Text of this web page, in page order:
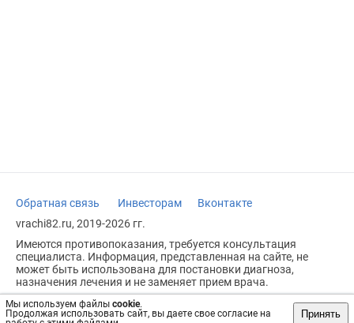
Мы используем файлы cookie.
Продолжая использовать сайт, вы даете свое согласие на
Принять
Обратная связь Инвесторам
Вконтакте
vrachi82.ru, 2019-2026 гг.
Имеются противопоказания, требуется консультация
специалиста. Информация, представленная на сайте, не
может быть использована для постановки диагноза,
назначения лечения и не заменяет прием врача.
Возрастное ограничение: 18+